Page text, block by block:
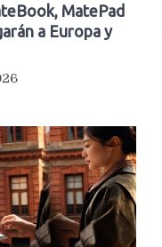
MatePad
a Europa y